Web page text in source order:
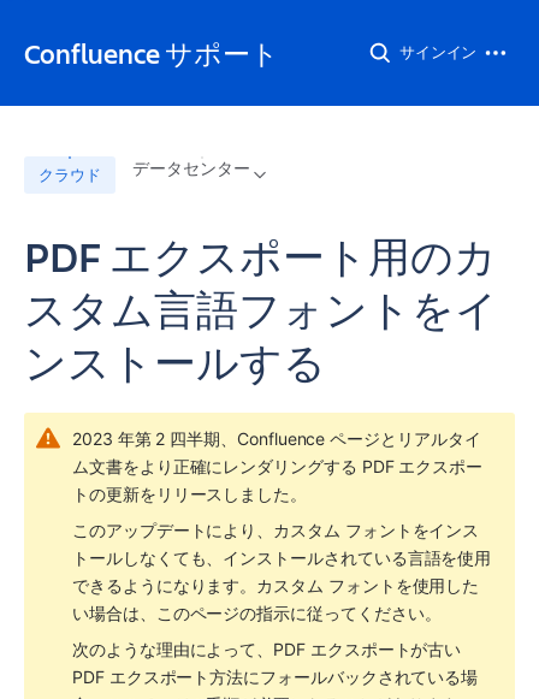
Confluence サポート サインイン
クラウド データセンター
PDF エクスポート用のカ
スタム言語フォントをイ
ンストールする
2023 年第 2 四半期、Confluence ページとリアルタイ
ム文書をより正確にレンダリングする PDF エクスポー
トの更新をリリースしました。
このアップデートにより、カスタム フォントをインス
トールしなくても、インストールされている言語を使用
できるようになります。カスタム フォントを使用した
い場合は、このページの指示に従ってください。
次のような理由によって、PDF エクスポートが古い
PDF エクスポート方法にフォールバックされている場